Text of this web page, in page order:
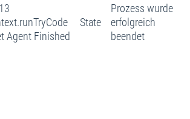
State
Agent Finished
Prozess wurde
erfolgreich
beendet